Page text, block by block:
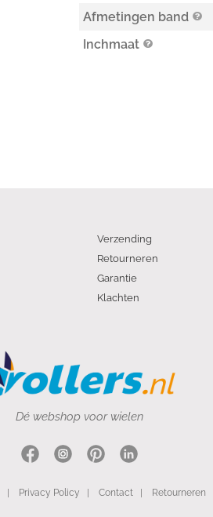
Afmetingen band
Inchmaat
Verzending
Retourneren
Garantie
Klachten
Dé webshop voor wielen
| Privacy Policy | Contact | Retourneren